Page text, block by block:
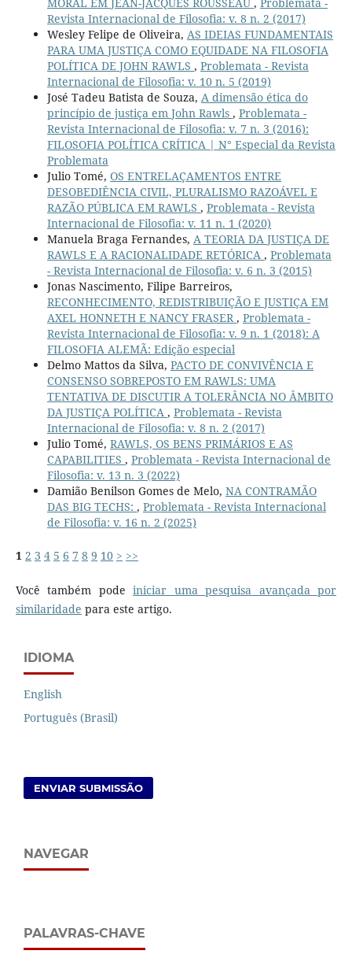
Revista Internacional de Filosofia: v. 8 n. 2 (2017)
Wesley Felipe de Oliveira, AS IDEIAS FUNDAMENTAIS
PARA UMA JUSTIÇA COMO EQUIDADE NA FILOSOFIA
POLÍTICA DE JOHN RAWLS , Problemata - Revista
Internacional de Filosofia: v. 10 n. 5 (2019)
José Tadeu Batista de Souza, A dimensão ética do
princípio de justiça em John Rawls , Problemata -
Revista Internacional de Filosofia: v. 7 n. 3 (2016):
FILOSOFIA POLÍTICA CRÍTICA | N° Especial da Revista
Problemata
Julio Tomé, OS ENTRELAÇAMENTOS ENTRE
DESOBEDIÊNCIA CIVIL, PLURALISMO RAZOÁVEL E
RAZÃO PÚBLICA EM RAWLS , Problemata - Revista
Internacional de Filosofia: v. 11 n. 1 (2020)
Manuela Braga Fernandes, A TEORIA DA JUSTIÇA DE
RAWLS E A RACIONALIDADE RETÓRICA , Problemata
- Revista Internacional de Filosofia: v. 6 n. 3 (2015)
Jonas Nascimento, Filipe Barreiros,
RECONHECIMENTO, REDISTRIBUIÇÃO E JUSTIÇA EM
AXEL HONNETH E NANCY FRASER, Problemata -
Revista Internacional de Filosofia: v. 9 n. 1 (2018): A
FILOSOFIA ALEMÃ: Edição especial
Delmo Mattos da Silva, PACTO DE CONVIVÊNCIA E
CONSENSO SOBREPOSTO EM RAWLS: UMA
TENTATIVA DE DISCUTIR A TOLERÂNCIA NO ÂMBITO
DA JUSTIÇA POLÍTICA , Problemata - Revista
Internacional de Filosofia: v. 8 n. 2 (2017)
Julio Tomé, RAWLS, OS BENS PRIMÁRIOS E AS
CAPABILITIES , Problemata - Revista Internacional de
Filosofia: v. 13 n. 3 (2022)
Damião Benilson Gomes de Melo, NA CONTRAMÃO
DAS BIG TECHS: , Problemata - Revista Internacional
de Filosofia: v. 16 n. 2 (2025)
1 2 3 4 5 6 7 8 9 10 > >>
Você também podeiniciar uma pesquisa avançada por
similaridade para este artigo.
IDIOMA
English
Português (Brasil)
ENVIAR SUBMISSÃO
NAVEGAR
PALAVRAS-CHAVE